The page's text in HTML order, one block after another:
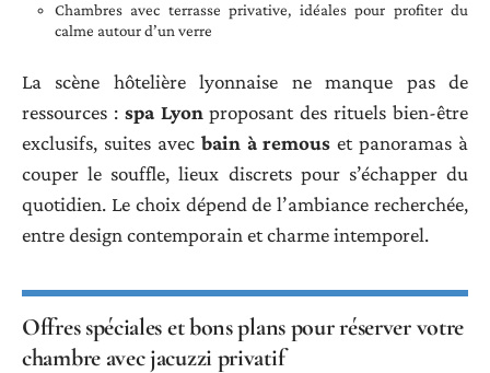
Chambres avec terrasse privative, idéales pour profiter du
calme autour d’un verre
La scène hôtelière lyonnaise ne manque pas de
ressources : spa Lyon proposant des rituels bien-être
exclusifs, suites avec bain à remous et panoramas à
couper le souffle, lieux discrets pour s’échapper du
quotidien. Le choix dépend de l’ambiance recherchée,
entre design contemporain et charme intemporel.
Offres spéciales et bons plans pour réserver votre
chambre avec jacuzzi privatif